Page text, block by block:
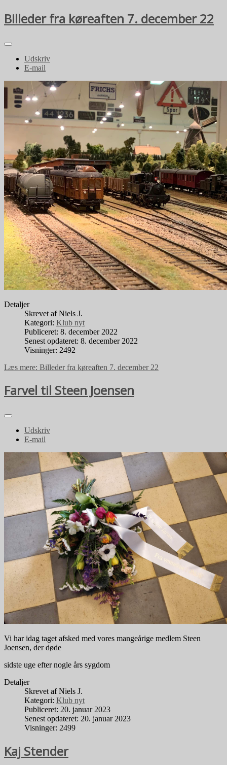
Billeder fra køreaften 7. december 22
Udskriv
E-mail
Detaljer
Skrevet afNiels J.
Kategori: Klub nyt
Publiceret: 8. december 2022
Senest opdateret: 8. december 2022
Visninger: 2492
Læs mere: Billeder fra køreaften 7. december 22
Farvel til Steen Joensen
Udskriv
E-mail
Vi har idag taget afsked med vores mangeårige medlem Steen
Joensen, der døde
sidste uge efter nogle års sygdom
Detaljer
Skrevet afNiels J.
Kategori: Klub nyt
Publiceret: 20. januar 2023
Senest opdateret: 20. januar 2023
Visninger: 2499
Kaj Stender